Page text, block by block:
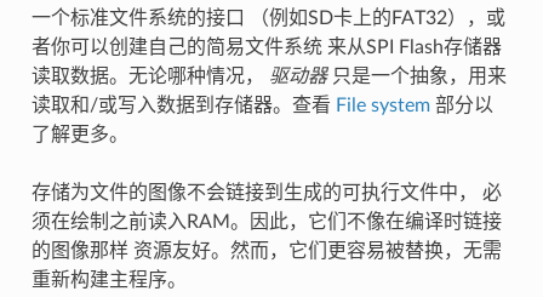
一个标准文件系统的接口 （例如SD卡上的FAT32），或
者你可以创建自己的简易文件系统 来从SPI Flash存储器
读取数据。无论哪种情况， 驱动器只是一个抽象，用来
读取和/或写入数据到存储器。查看 File system部分以
了解更多。
存储为文件的图像不会链接到生成的可执行文件中， 必
须在绘制之前读入RAM。因此，它们不像在编译时链接
的图像那样 资源友好。然而，它们更容易被替换，无需
重新构建主程序。